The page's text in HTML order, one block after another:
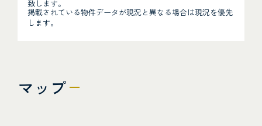
致します。
掲載されている物件データが現況と異なる場合は現況を優先
します。
マップ